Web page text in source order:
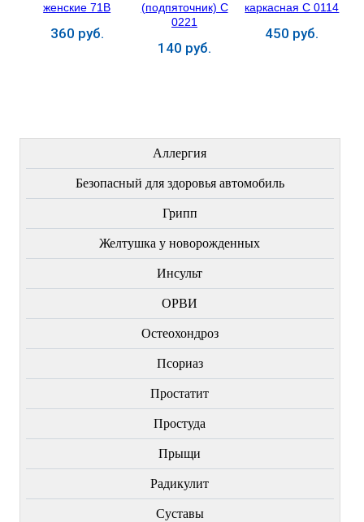
360 руб.
140 руб.
450 руб.
Аллергия
Безопасный для здоровья автомобиль
Грипп
Желтушка у новорожденных
Инсульт
ОРВИ
Остеохондроз
Пcориаз
Простатит
Простуда
Прыщи
Радикулит
Суставы